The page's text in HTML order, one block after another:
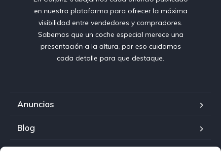
en nuestra plataforma para ofrecer la máxima
visibilidad entre vendedores y compradores.
Sabemos que un coche especial merece una
presentación a la altura, por eso cuidamos
cada detalle para que destaque.
Anuncios
Blog